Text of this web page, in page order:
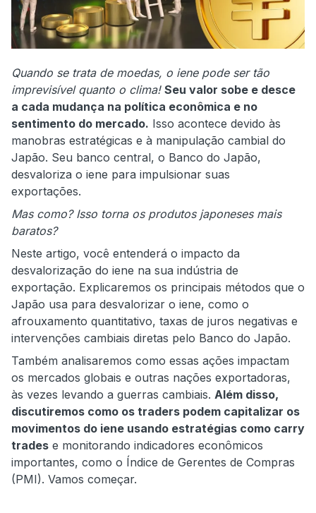
Quando se trata de moedas, o iene pode ser tão
imprevisível quanto o clima! Seu valor sobe e desce
a cada mudança na política econômica e no
sentimento do mercado. Isso acontece devido às
manobras estratégicas e à manipulação cambial do
Japão. Seu banco central, o Banco do Japão,
desvaloriza o iene para impulsionar suas
exportações.
Mas como? Isso torna os produtos japoneses mais
baratos?
Neste artigo, você entenderá o impacto da
desvalorização do iene na sua indústria de
exportação. Explicaremos os principais métodos que o
Japão usa para desvalorizar o iene, como o
afrouxamento quantitativo, taxas de juros negativas e
intervenções cambiais diretas pelo Banco do Japão.
Também analisaremos como essas ações impactam
os mercados globais e outras nações exportadoras,
às vezes levando a guerras cambiais. Além disso,
discutiremos como os traders podem capitalizar os
movimentos do iene usando estratégias como carry
trades e monitorando indicadores econômicos
importantes, como o Índice de Gerentes de Compras
(PMI). Vamos começar.